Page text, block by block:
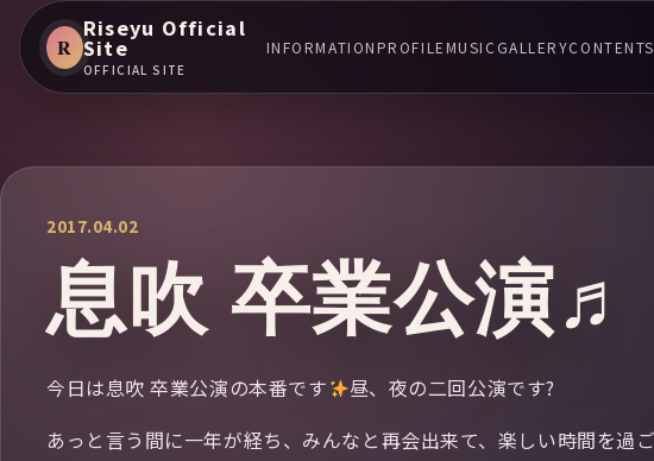
R
Riseyu Official
Site
OFFICIAL SITE
INFORMATIONPROFILEMUSIC GALLERYCONTENTS
2017.04.02
息吹 卒業公演♬
今日は息吹 卒業公演の本番です
昼、夜の二回公演です?
あっと言う間に一年が経ち、みんなと再会出来て、楽しい時間を過